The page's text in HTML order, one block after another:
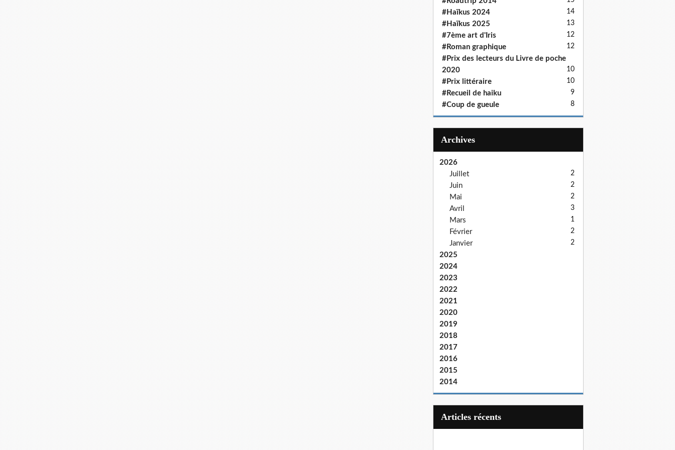
#Haïkus 2024 14
#Haïkus 2025 13
#7ème art d'Iris 12
#Roman graphique 12
#Prix des lecteurs du Livre de poche
2020
10
#Prix littéraire 10
#Recueil de haiku 9
#Coup de gueule 8
Archives
2026
Juillet
2
Juin 2
Mai 2
Avril 3
Mars 1
Février 2
Janvier 2
2025
2024
2023
2022
2021
2020
2019
2018
2017
2016
2015
2014
articles récents